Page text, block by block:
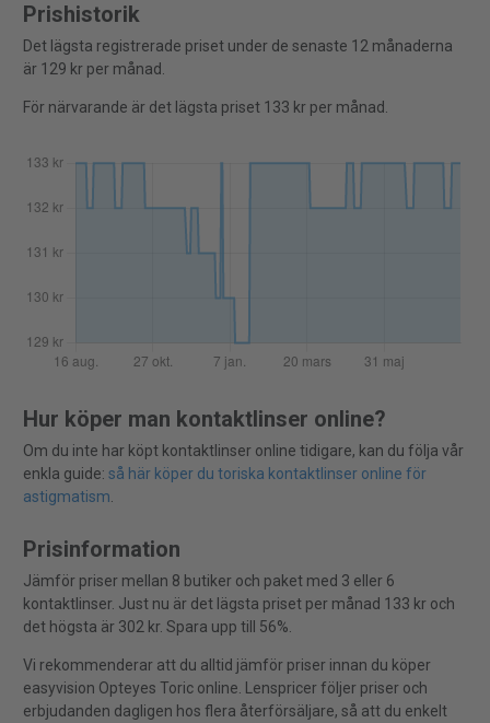
Prishistorik
Det lägsta registrerade priset under de senaste 12 månaderna
är 129 kr per månad.
För närvarande är det lägsta priset 133 kr per månad.
Hur köper man kontaktlinser online?
Om du inte har köpt kontaktlinser online tidigare, kan du följa vår
enkla guide: så här köper du toriska kontaktlinser online för
astigmatism.
Prisinformation
Jämför priser mellan 8 butiker och paket med 3 eller 6
kontaktlinser. Just nu är det lägsta priset per månad 133 kr och
det högsta är 302 kr. Spara upp till 56%.
Vi rekommenderar att du alltid jämför priser innan du köper
easyvision Opteyes Toric online. Lenspricer följer priser och
erbjudanden dagligen hos flera återförsäljare, så att du enkelt